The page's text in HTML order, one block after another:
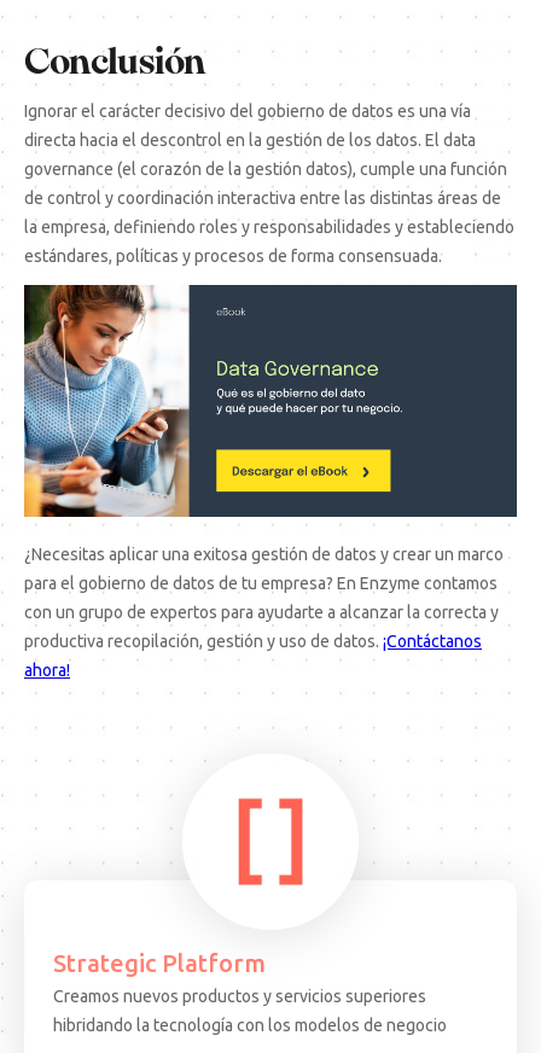
Conclusión
Ignorar el carácter decisivo del gobierno de datos es una vía
directa hacia el descontrol en la gestión de los datos. El data
governance (el corazón de la gestión datos), cumple una función
de control y coordinación interactiva entre las distintas áreas de
la empresa, definiendo roles y responsabilidades y estableciendo
estándares, políticas y procesos de forma consensuada.
¿Necesitas aplicar una exitosa gestión de datos y crear un marco
para el gobierno de datos de tu empresa? En Enzyme contamos
con un grupo de expertos para ayudarte a alcanzar la correcta y
productiva recopilación, gestión y uso de datos. ¡Contáctanos
ahora!
Strategic Platform
Creamos nuevos productos y servicios superiores
hibridando la tecnología con los modelos de negocio
ARTICULO 15.08.25